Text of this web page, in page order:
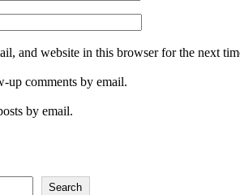
and website in this browser for the next
comments by email.
by email.
Search